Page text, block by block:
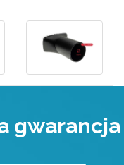
gwarancja